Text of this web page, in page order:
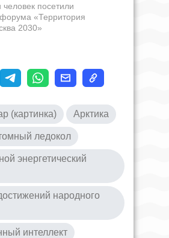
посетили
«Территория
2030»
(картинка) Арктика
ледокол
энергетический
народного
интеллект